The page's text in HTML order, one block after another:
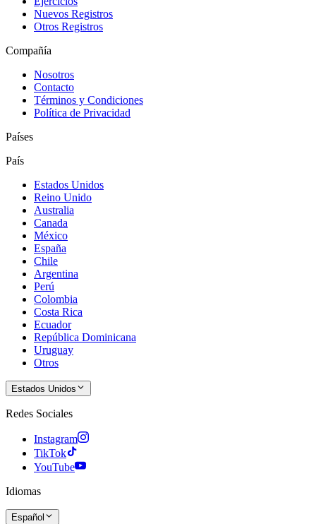
Nuevos Registros
Otros Registros
Compañía
Nosotros
Contacto
Términos y Condiciones
Política de Privacidad
Países
País
Estados Unidos
Reino Unido
Australia
Canada
México
España
Chile
Argentina
Perú
Colombia
Costa Rica
Ecuador
República Dominicana
Uruguay
Otros
Estados Unidos
Redes Sociales
Instagram
TikTok
YouTube
Idiomas
Español